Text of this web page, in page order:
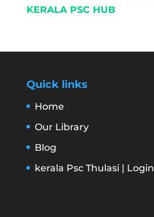
KERALA PSC HUB
Quick links
Home
Our Library
Blog
kerala Psc Thulasi | Login